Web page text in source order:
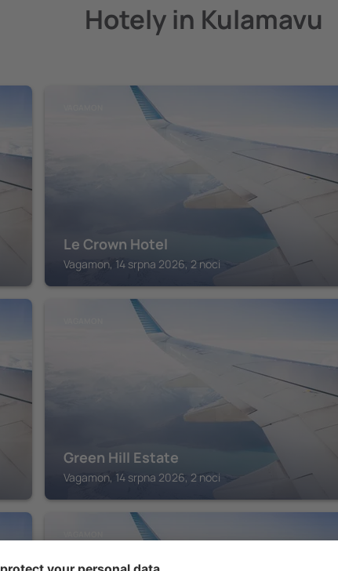
Hotely in Kulamavu
Le Crown Hotel
Vagamon, 14 srpna 2026, 2 noci
Green Hill Estate
Vagamon, 14 srpna 2026, 2 noci